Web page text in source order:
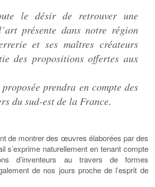
le désir de retrouver une
présente dans notre région
et ses maîtres créateurs
des propositions offertes aux
prendra en compte des
du sud-est de la France.
de montrer des œuvres élaborées par des
s’exprime naturellement en tenant compte
d’inventeurs au travers de formes
de nos jours proche de l’esprit de